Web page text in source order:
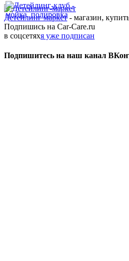
Детейлинг маркет- магазин,
Подпишись на Car-Care.ru
в соцсетяхя уже подписан
Подпишитесь на наш канал